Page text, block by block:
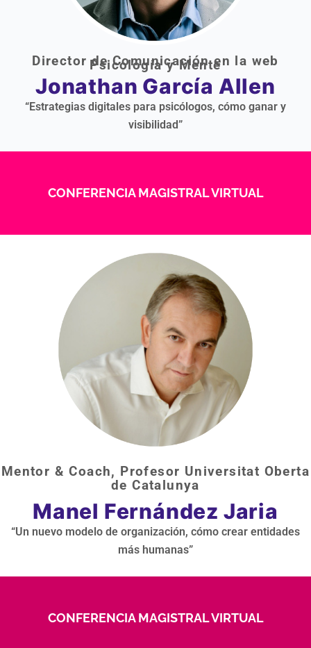
Director de Comunicación en la web
Psicología y Mente
Jonathan García Allen
“Estrategias digitales para psicólogos, cómo ganar y
visibilidad”
CONFERENCIA MAGISTRAL VIRTUAL
Mentor & Coach, Profesor Universitat Oberta
de Catalunya
Manel Fernández Jaria
“Un nuevo modelo de organización, cómo crear entidades
más humanas”
CONFERENCIA MAGISTRAL VIRTUAL